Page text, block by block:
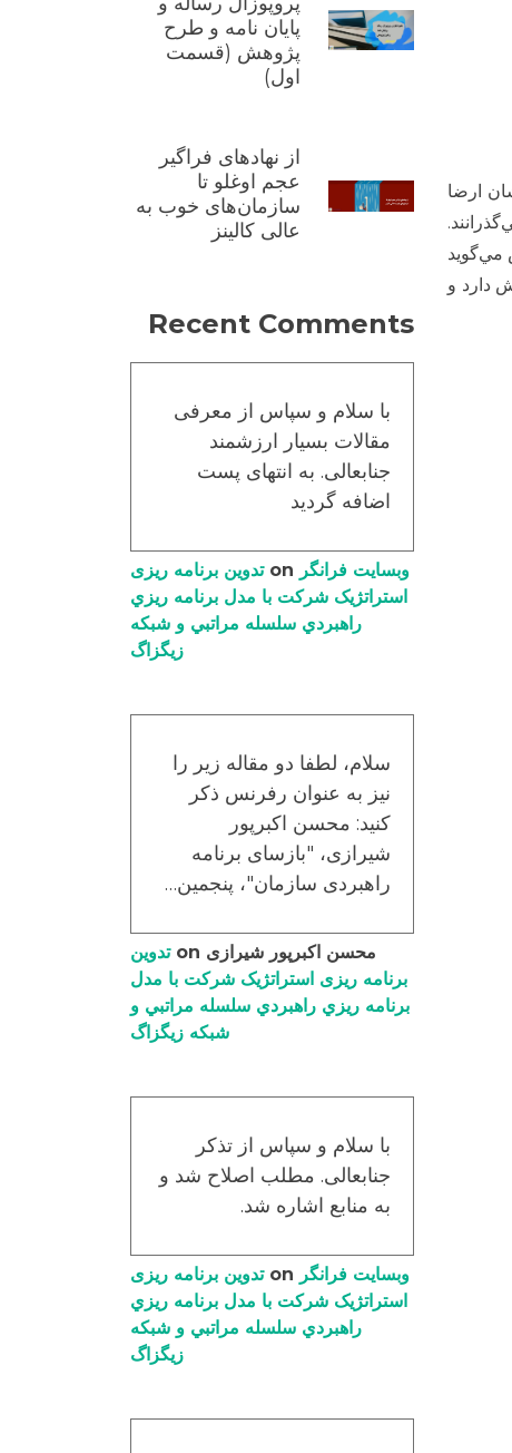
ارضا
دارد و
پایان نامه و طرح
پژوهش (قسمت
اول)
از نهادهای فراگیر
عجم اوغلو تا
سازمان‌های خوب به
عالی کالینز
Recent Comments
با سلام و سپاس از معرفی
مقالات بسیار ارزشمند
جنابعالی. به انتهای پست
اضافه گردید
وبسایت فرانگر
تدوین برنامه ریزی
استراتژیک شرکت با مدل برنامه ریزي
راهبردي سلسله مراتبي و شبکه
زیگزاگ
سلام، لطفا دو مقاله زیر را
نیز به عنوان رفرنس ذکر
کنید: محسن اکبرپور
شیرازی، "بازسای برنامه
راهبردی سازمان"، پنجمین…
محسن اکبرپور شیرازی
تدوین
برنامه ریزی استراتژیک شرکت با مدل
برنامه ریزي راهبردي سلسله مراتبي و
شبکه زیگزاگ
با سلام و سپاس از تذکر
جنابعالی. مطلب اصلاح شد و
به منابع اشاره شد.
وبسایت فرانگر
تدوین برنامه ریزی
استراتژیک شرکت با مدل برنامه ریزي
راهبردي سلسله مراتبي و شبکه
زیگزاگ